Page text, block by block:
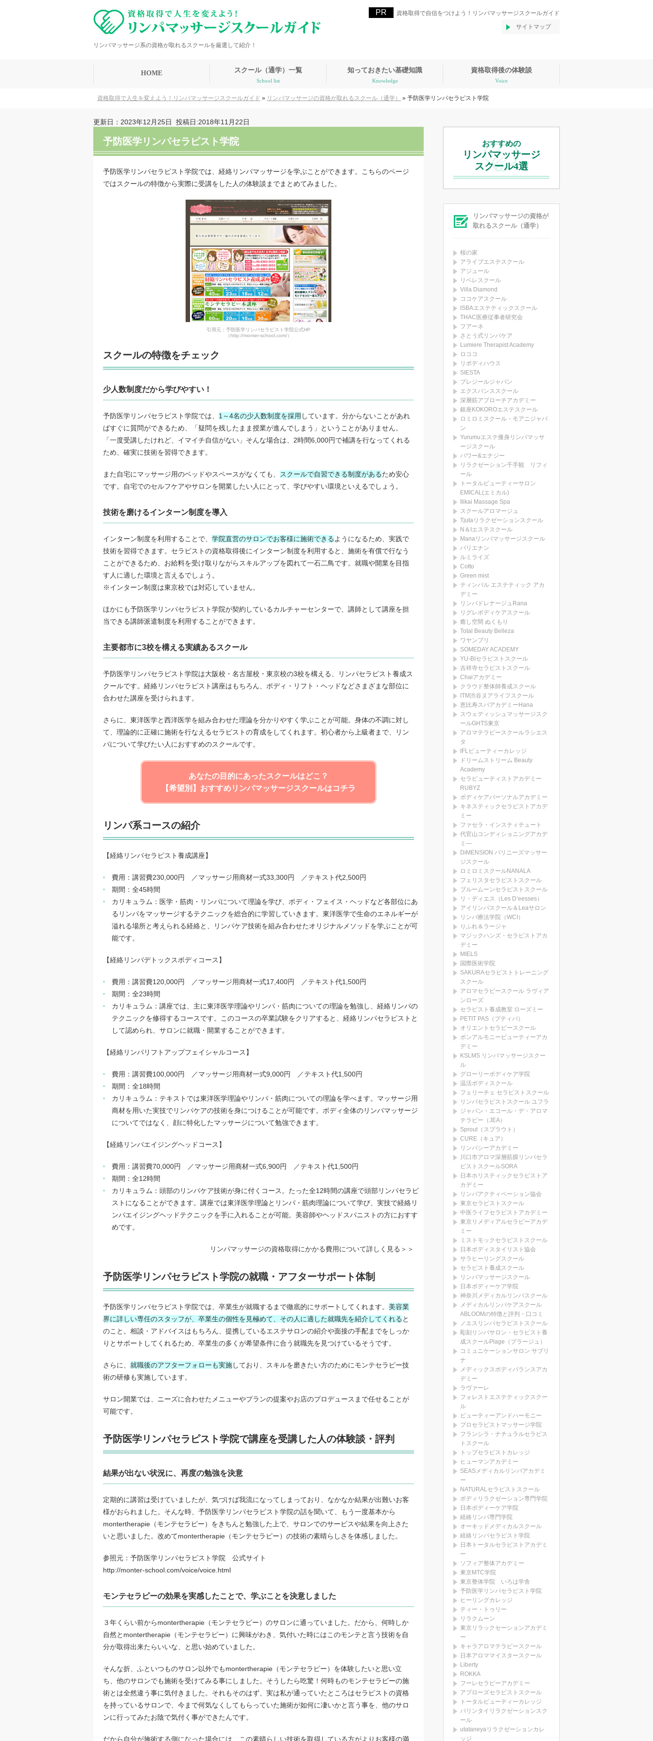
資格取得で自信をつけよう！リンパマッサージスクールガイド
サイトマップ
リンパマッサージ系の資格が取れるスクールを厳選して紹介！
HOME スクール（通学）一覧
School list
知っておきたい基礎知識
Knowledge
資格取得後の体験談
Voice
資格取得で人生を変えよう！リンパマッサージスクールガイド » リンパマッサージの資格が取れるスクール（通学） » 予防医学リンパセラピスト学院
更新日：2023年12月25日 投稿日:2018年11月22日
予防医学リンパセラピスト学院
予防医学リンパセラピスト学院では、経絡リンパマッサージを学ぶことができます。こちらのページ
ではスクールの特徴から実際に受講をした人の体験談までまとめてみました。
引用元：予防医学リンパセラピスト学院公式HP
（http://monter-school.com/）
スクールの特徴をチェック
少人数制度だから学びやすい！
予防医学リンパセラピスト学院では、 1～4名の少人数制度を採用 しています。分からないことがあれ
ばすぐに質問ができるため、「疑問を残したまま授業が進んでしまう」ということがありません。
「一度受講したけれど、イマイチ自信がない」そんな場合は、2時間6,000円で補講を行なってくれる
ため、確実に技術を習得できます。
また自宅にマッサージ用のベッドやスペースがなくても、 スクールで自習できる制度があるため安心
です。自宅でのセルフケアやサロンを開業したい人にとって、学びやすい環境といえるでしょう。
技術を磨けるインターン制度を導入
インターン制度を利用することで、 学院直営のサロンでお客様に施術できる ようになるため、実践で
技術を習得できます。セラピストの資格取得後にインターン制度を利用すると、施術を有償で行なう
ことができるため、お給料を受け取りながらスキルアップを図れて一石二鳥です。就職や開業を目指
す人に適した環境と言えるでしょう。
※インターン制度は東京校では対応していません。
ほかにも予防医学リンパセラピスト学院が契約しているカルチャーセンターで、講師として講座を担
当できる講師派遣制度を利用することができます。
主要都市に3校を構える実績あるスクール
予防医学リンパセラピスト学院は大阪校・名古屋校・東京校の3校を構える、リンパセラピスト養成ス
クールです。経絡リンパセラピスト講座はもちろん、ボディ・リフト・ヘッドなどさまざまな部位に
合わせた講座を受けられます。
さらに、東洋医学と西洋医学を組み合わせた理論を分かりやすく学ぶことが可能。身体の不調に対し
て、理論的に正確に施術を行なえるセラピストの育成をしてくれます。初心者から上級者まで、リン
パについて学びたい人におすすめのスクールです。
あなたの目的にあったスクールはどこ？
【希望別】おすすめリンパマッサージスクールはコチラ
リンパ系コースの紹介
【経絡リンパセラピスト養成講座】
費用：講習費230,000円 ／マッサージ用商材一式33,300円 ／テキスト代2,500円
期間：全45時間
カリキュラム：医学・筋肉・リンパについて理論を学び、ボディ・フェイス・ヘッドなど各部位にあ
るリンパをマッサージするテクニックを総合的に学習していきます。東洋医学で生命のエネルギーが
溢れる場所と考えられる経絡と、リンパケア技術を組み合わせたオリジナルメソッドを学ぶことが可
能です。
【経絡リンパデトックスボディコース】
費用：講習費120,000円 ／マッサージ用商材一式17,400円 ／テキスト代1,500円
期間：全23時間
カリキュラム：講座では、主に東洋医学理論やリンパ・筋肉についての理論を勉強し、経絡リンパの
テクニックを修得するコースです。このコースの卒業試験をクリアすると、経絡リンパセラピストと
して認められ、サロンに就職・開業することができます。
【経絡リンパリフトアップフェイシャルコース】
費用：講習費100,000円 ／マッサージ用商材一式9,000円 ／テキスト代1,500円
期間：全18時間
カリキュラム：テキストでは東洋医学理論やリンパ・筋肉についての理論を学べます。マッサージ用
商材を用いた実技でリンパケアの技術を身につけることが可能です。ボディ全体のリンパマッサージ
についてではなく、顔に特化したマッサージについて勉強できます。
【経絡リンパエイジングヘッドコース】
費用：講習費70,000円 ／マッサージ用商材一式6,900円 ／テキスト代1,500円
期間：全12時間
カリキュラム：頭部のリンパケア技術が身に付くコース。たった全12時間の講座で頭部リンパセラピ
ストになることができます。講座では東洋医学理論とリンパ・筋肉理論について学び、実技で経絡リ
ンパエイジングヘッドテクニックを手に入れることが可能。美容師やヘッドスパニストの方におすす
めです。
リンパマッサージの資格取得にかかる費用について詳しく見る
予防医学リンパセラピスト学院の就職・アフターサポート体制
予防医学リンパセラピスト学院では、卒業生が就職するまで徹底的にサポートしてくれます。 美容業
界に詳しい専任のスタッフが、卒業生の個性を見極めて、その人に適した就職先を紹介してくれる と
のこと。相談・アドバイスはもちろん、提携しているエステサロンの紹介や面接の手配までをしっか
りとサポートしてくれるため、卒業生の多くが希望条件に合う就職先を見つけているそうです。
さらに、 就職後のアフターフォローも実施しており、スキルを磨きたい方のためにモンテセラピー技
術の研修も実施しています。
サロン開業では、ニーズに合わせたメニューやプランの提案やお店のプロデュースまで任せることが
可能です。
予防医学リンパセラピスト学院で講座を受講した人の体験談・評判
結果が出ない状況に、再度の勉強を決意
定期的に講習は受けていましたが、気づけば我流になってしまっており、なかなか結果が出難いお客
様がおられました。そんな時、予防医学リンパセラピスト学院の話を聞いて、もう一度基本から
montertherapie（モンテセラピー）をきちんと勉強した上で、サロンでのサービスや結果を向上さた
いと思いました。改めてmontertherapie（モンテセラピー）の技術の素晴らしさを体感しました。
参照元：予防医学リンパセラピスト学院 公式サイト
http://monter-school.com/voice/voice.html
モンテセラピーの効果を実感したことで、学ぶことを決意しました
３年くらい前からmontertherapie（モンテセラピー）のサロンに通っていました。だから、何時しか
自然とmontertherapie（モンテセラピー）に興味がわき、気付いた時にはこのモンテと言う技術を自
分が取得出来たらいいな、と思い始めていました。
そんな折、ふといつものサロン以外でもmontertherapie（モンテセラピー）を体験したいと思い立
ち、他のサロンでも施術を受けてみる事にしました。そうしたら吃驚！何時ものモンテセラピーの施
術とは全然違う事に気付きました。それもそのはず、実は私が通っていたところはセラピストの資格
を持っているサロンで、今まで何気なくしてもらっていた施術が如何に凄いかと言う事を、他のサロ
ンに行ってみたお陰で気付く事ができたんです。
だから自分が施術する側になった場合には、この素晴らしい技術を取得している方がよりお客様の満
おすすめの
リンパマッサージ
スクール4選
リンパマッサージの資格が
取れるスクール（通学）
桜の家
アライブエステスクール
アジュール
リベレスクール
Villa Diamond
ココケアスクール
ISBAエステティックスクール
THAC医療従事者研究会
フアーネ
さとう式リンパケア
Lumiere Therapist Academy
ロココ
リボディハウス
SIESTA
プレジールジャパン
エクスパンススクール
深層筋アプローチアカデミー
銀座KOKOROエステスクール
ロミロミスクール・モアニジャパ
ン
Yurumuエステ痩身リンパマッサ
ージスクール
パワー&エナジー
リラクゼーション千手観 リフィ
ール
トータルビューティーサロン
EMICAL(エミカル)
Ilikai Massage Spa
スクールアロマージュ
Tjutaリラクゼーションスクール
N＆Iエステスクール
Manaリンパマッサージスクール
バリエナン
ルミライズ
Cotto
Green mist
ティンパル エステティック アカ
デミー
リンパドレナージュRana
リグレボディケアスクール
癒し空間 ぬくもり
Total Beauty Belleza
ワヤンプリ
SOMEDAY ACADEMY
YU-BIセラピストスクール
吉祥寺セラピストスクール
Chaiアカデミー
クラウド整体師養成スクール
ITM渋谷ヌアライフスクール
恵比寿スパアカデミーHana
スウェディッシュマッサージスク
ールGHTS東京
アロマテラピースクールラシエス
タ
IFLビューティーカレッジ
ドリームストリーム Beauty
Academy
セラピューティストアカデミー
RUBYZ
ボディケアパーソナルアカデミー
キネスティックセラピストアカデ
ミー
ファセラ・インスティテュート
代官山コンディショニングアカデ
ミ―
DiMENSION バリニーズマッサー
ジスクール
ロミロミスクールNANALA
フェリスタセラピストスクール
ブルームーンセラピストスクール
リ・ディエス（Les D’eesses）
アイリンパスクール＆Leaサロン
リンパ療法学院（WCI）
りふれ＆ラージャ
マジックハンズ・セラピストアカ
デミー
MIELS
国際医術学院
SAKURAセラピストトレーニング
スクール
アロマセラピースクール ラヴィア
ンローズ
セラピスト養成教室 ローズミー
PETIT PAS（プティパ）
オリエントセラピースクール
ボンアルモニービューティーアカ
デミー
KSLMS リンパマッサージスクー
ル
グローリーボディケア学院
温活ボディスクール
フェリーチェ セラピストスクール
リンパセラピストスクール ユフラ
ジャパン・エコール・デ・アロマ
テラピー（JEA）
Sprout（スプラウト）
CURE（キュア）
リンパシーアカデミー
川口市アロマ深層筋膜リンパセラ
ピストスクールSORA
日本ホリスティックセラピストア
カデミー
リンパアクティベーション協会
東京セラピストスクール
中医ライフセラピストアカデミー
東京リメディアルセラピーアカデ
ミー
ミストモックセラピストスクール
日本ボディスタイリスト協会
サラヒーリングスクール
セラピスト養成スクール
リンパマッサージスクール
日本ボディーケア学院
神奈川メディカルリンパスクール
メディカルリンパケアスクール
ABLOOMの特徴と評判・口コミ
ノエスリンパセラピストスクール
彫刻リンパサロン・セラピスト養
成スクールPlage（プラージュ）
コミュニケーションサロン サブリ
ナ
メディックスボディバランスアカ
デミー
ラヴァーレ
フォレストエステティックスクー
ル
ビューティーアンドハーモニー
プロセラピストマッサージ学院
フランシラ・ナチュラルセラピス
トスクール
トップセラピストカレッジ
ヒューマンアカデミー
SEASメディカルリンパアカデミ
ー
NATURALセラピストスクール
ボディリラクゼーション専門学院
日本ボディーケア学院
経絡リンパ専門学院
オーキッドメディカルスクール
経絡リンパセラピスト学院
日本トータルセラピストアカデミ
ー
ソフィア整体アカデミー
東京MTC学院
東京整体学院 いろは学舎
予防医学リンパセラピスト学院
ヒーリングカレッジ
ティー・トゥリー
リラクムーン
東京リラックセーションアカデミ
ー
キャラアロマテラピースクール
日本アロママイスタースクール
Liberty
ROKKA
フーレセラピーアカデミー
アプローズセラピストスクール
トータルビューティーカレッジ
バリンタイリラクゼーションスク
ール
utataneyaリラクゼーションカレ
ッジ